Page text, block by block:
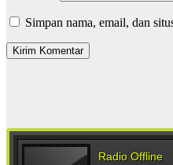
Simpan nama, email, dan